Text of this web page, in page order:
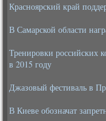
Красноярский край
В Самарской области
Тренировки российских
в 2015 году
Джазовый фестиваль в
В Киеве обозначат